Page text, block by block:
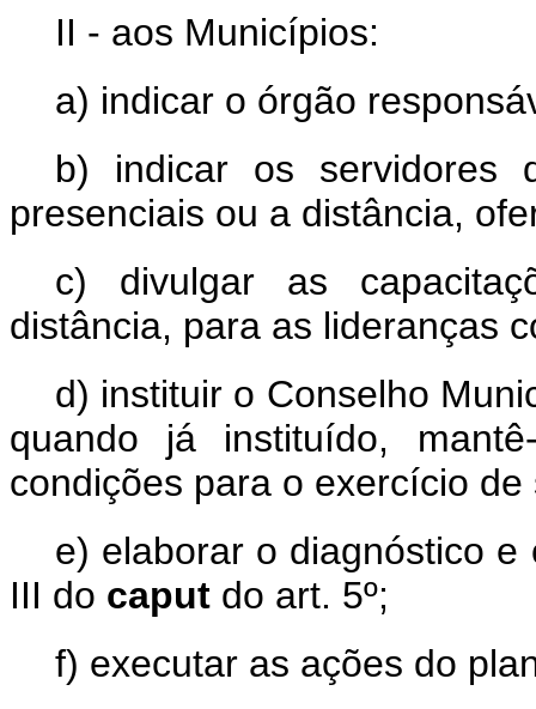
II - aos Municípios:
a) indicar o órgão
b) indicar os servidores
presenciais ou a distância,
c) divulgar as
distância, para as lideranças
d) instituir o Conselho
quando já instituído,
condições para o exercício
e) elaborar o diagnóstico
III do caput do art. 5º;
f) executar as ações do